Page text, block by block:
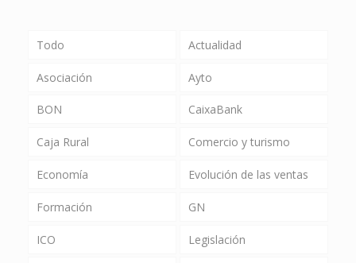
Todo Actualidad
Asociación Ayto
BON CaixaBank
Caja Rural Comercio y turismo
Economía Evolución de las ventas
Formación GN
ICO Legislación